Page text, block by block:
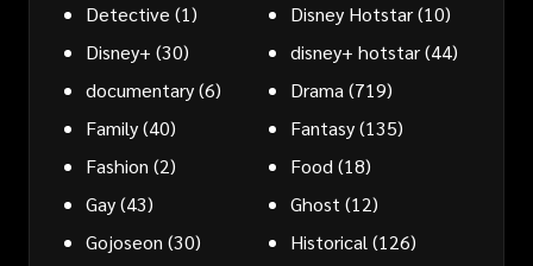
Detective (1) Disney Hotstar(10)
Disney+ (30) disney+ hotstar(44)
documentary(6) Drama(719)
Family(40) Fantasy(135)
Fashion (2) Food(18)
Gay(43) Ghost(12)
Gojoseon (30) Historical(126)